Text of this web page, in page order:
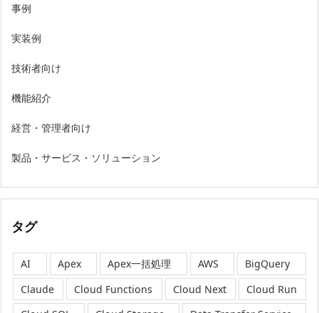
事例
実装例
技術者向け
機能紹介
経営・管理者向け
製品・サービス・ソリューション
タグ
AI Apex Apex一括処理 AWS
BigQuery
Claude
Cloud Functions Cloud Next
Cloud Run